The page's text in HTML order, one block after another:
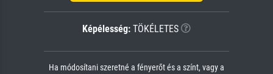
Képélesség: TÖKÉLETES
Ha módosítani szeretné a fényerőt és a színt, vagy a